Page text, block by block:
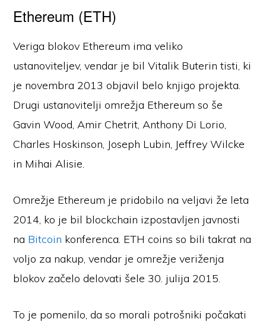
Ethereum (ETH)
Veriga blokov Ethereum ima veliko
ustanoviteljev, vendar je bil Vitalik Buterin tisti, ki
je novembra 2013 objavil belo knjigo projekta.
Drugi ustanovitelji omrežja Ethereum so še
Gavin Wood, Amir Chetrit, Anthony Di Lorio,
Charles Hoskinson, Joseph Lubin, Jeffrey Wilcke
in Mihai Alisie.
Omrežje Ethereum je pridobilo na veljavi že leta
2014, ko je bil blockchain izpostavljen javnosti
na Bitcoin konferenca. ETH coins so bili takrat na
voljo za nakup, vendar je omrežje veriženja
blokov začelo delovati šele 30. julija 2015.
To je pomenilo, da so morali potrošniki počakati